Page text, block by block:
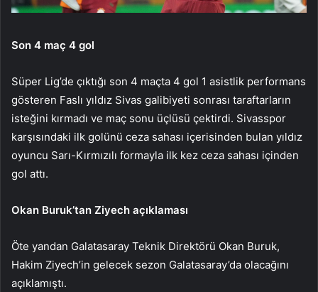
Son 4 maç 4 gol
Süper Lig’de çıktığı son 4 maçta 4 gol 1 asistlik performans
gösteren Faslı yıldız Sivas galibiyeti sonrası taraftarların
isteğini kırmadı ve maç sonu üçlüsü çektirdi. Sivasspor
karşısındaki ilk golünü ceza sahası içerisinden bulan yıldız
oyuncu Sarı-Kırmızılı formayla ilk kez ceza sahası içinden
gol attı.
Okan Buruk’tan Ziyech açıklaması
Öte yandan Galatasaray Teknik Direktörü Okan Buruk,
Hakim Ziyech’in gelecek sezon Galatasaray’da olacağını
açıklamıştı.